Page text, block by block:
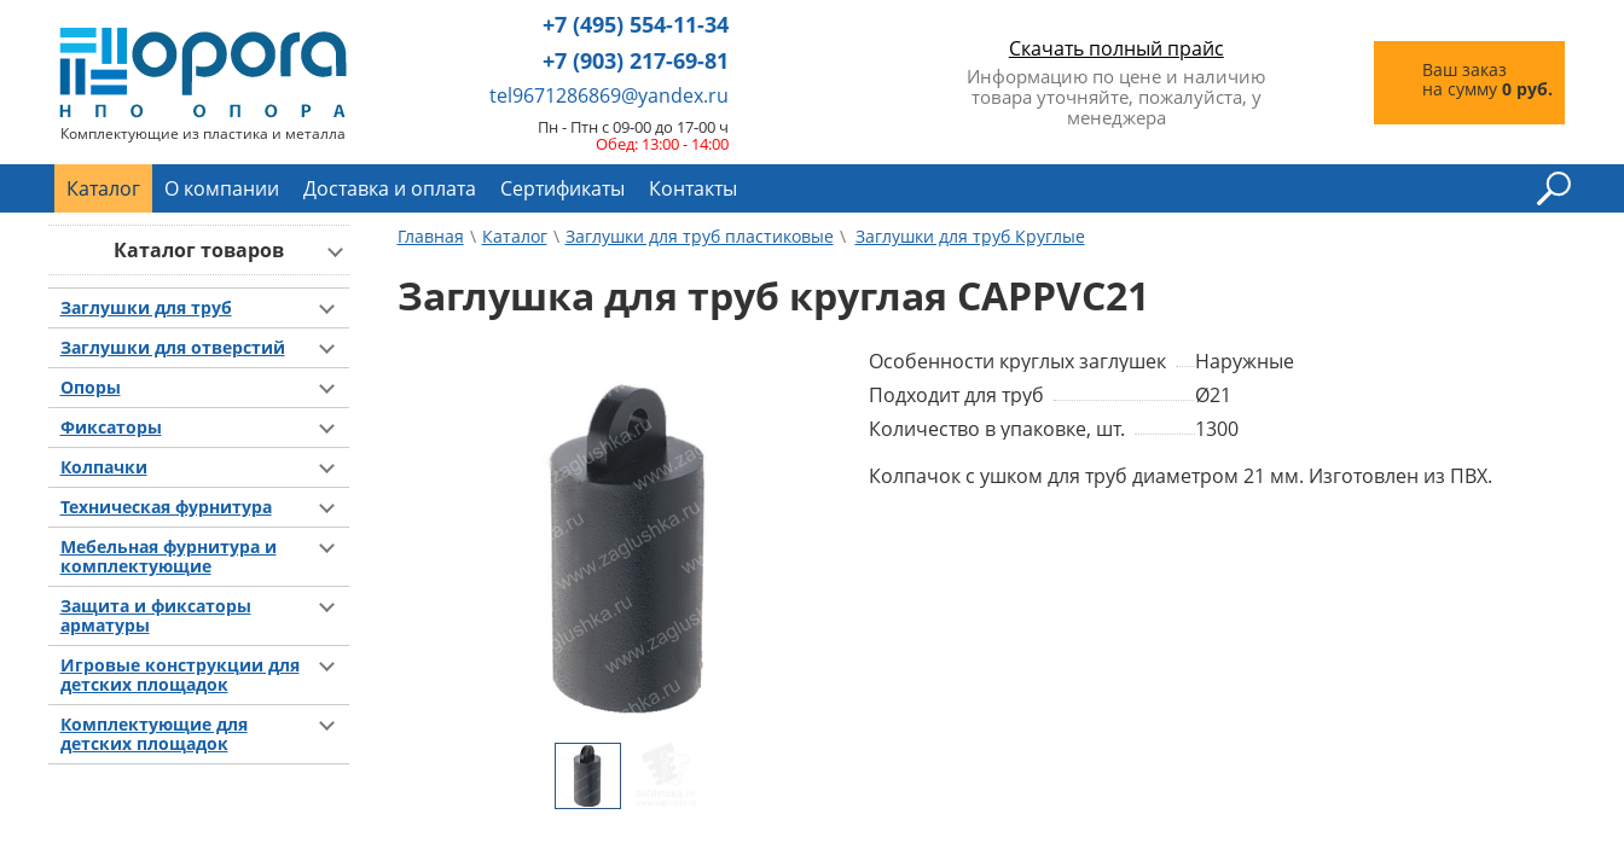
Комплектующие из пластика и металла
+7 (495) 554-11-34
+7 (903) 217-69-81
tel9671286869@yandex.ru
Пн - Птн с 09-00 до 17-00 ч
Обед: 13:00 - 14:00
Скачать полный прайс
Информацию по цене и наличию
товара уточняйте, пожалуйста, у
менеджера
Ваш заказ
на сумму 0 руб.
Каталог О компании Доставка и оплата Сертификаты Контакты
Каталог товаров
Заглушки для труб
Заглушки для отверстий
Опоры
Фиксаторы
Колпачки
Техническая фурнитура
Мебельная фурнитура и
комплектующие
Защита и фиксаторы
арматуры
Игровые конструкции для
детских площадок
Комплектующие для
детских площадок
Главная Каталог Заглушки для труб пластиковые Заглушки для труб Круглые
Заглушка для труб круглая CAPPVC21
Особенности круглых заглушек
Наружные
Подходит для труб
Ø21
Количество в упаковке, шт.
1300
Колпачок с ушком для труб диаметром 21 мм. Изготовлен из ПВХ.